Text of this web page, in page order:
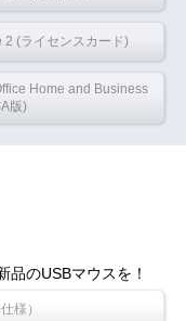
2 (ライセンスカード)
Home and Business
版)
のUSBマウスを！
様）